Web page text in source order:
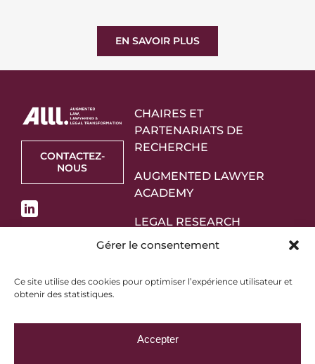
Gérer le consentement
Ce site utilise des cookies pour optimiser l’expérience utilisateur et
obtenir des statistiques.
Accepter
EN SAVOIR PLUS
CONTACTEZ-
NOUS
CHAIRES ET
PARTENARIATS DE
RECHERCHE
AUGMENTED LAWYER
ACADEMY
LEGAL RESEARCH